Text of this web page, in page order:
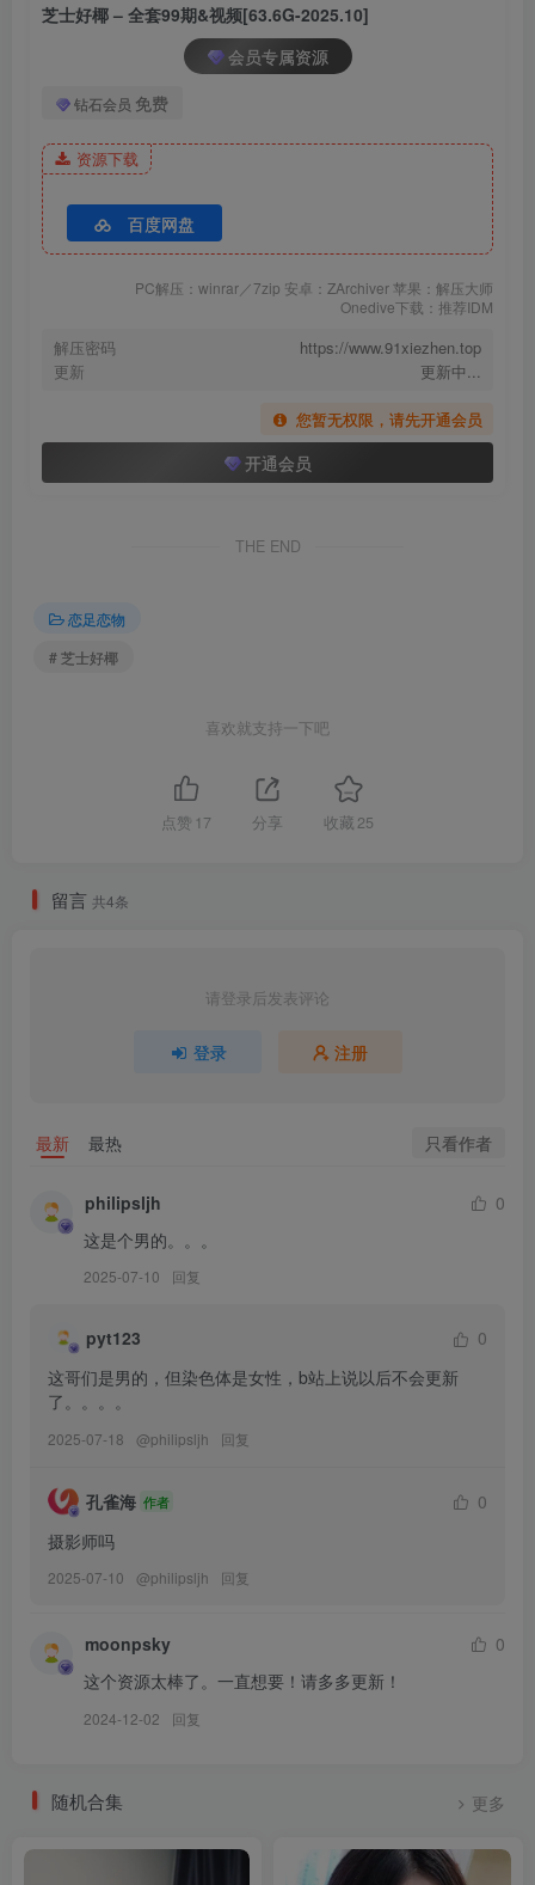
094.芝士好椰 – 又一次看五双巨大鞋底材质2.0 [MP4-392MB]
093.芝士好椰 – 钻进巨大娘的鞋底 [MP4-808MB]
[9.3]
092.芝士好椰 – 真好，每天都有好看衣服穿 2 [MP4-864MB]
091.芝士好椰 – 是新的柔光氛围哦～梦幻般的感觉！觉母家，白雪姬
[MP4-1.26GB]
090.芝士好椰 – 是你的巧乐滋 圆头制服鞋 Haruta 4711 [MP4-595MB]
089.芝士好椰 – 这鞋细节绝了！美杜莎奇迹岛Medusa [MP4-526MB]
088.芝士好椰 – 这就是“银“光溢彩的感觉 [MP4-643MB]
086.芝士好椰 – 可圆圆的也很可爱 [MP4-718MB]
085.芝士好椰 – 可爱中跟 Haruta 4641 [MP4-269MB]
084.芝士好椰 – 黑棕混搭，制服鞋崭新出场，Haruta 4603 [MP4-
081.芝士好椰 – 希区柯克变焦，但是制服鞋 [MP4-142MB]
080.芝士好椰 – 血色哥特美杜莎奇迹岛Medusa [MP4-662MB]
[8.14]
079.芝士好椰 – 小小厚底 口袋猫黑魔法 [MP4-255MB]
078.芝士好椰 – 制服鞋但是奢华享受 Haruta4600和4603 [MP4-
1.09GB]
076.芝士好椰 – 丝绒黑cla 维莉雅 秋田原创设计 [MP4-286MB]
[8.8]
074.芝士好椰 – 优雅中跟 Haruta 4600 [MP4-263MB]
072.芝士好椰 – 又来学调色了啊 [MP4-541MB]
芝士好椰 – 全套99期&视频[63.6G-2025.10]
会员专属资源
钻石会员 免费
资源下载
百度网盘
PC解压：winrar／7zip 安卓：ZArchiver 苹果：解压大师
Onedive下载：推荐IDM
解压密码
https://www.91xiezhen.top
更新
更新中...
您暂无权限，请先开通会员
开通会员
THE END
恋足恋物
# 芝士好椰
喜欢就支持一下吧
点赞 17 分享 收藏 25
留言 共4条
请登录后发表评论
登录 注册
最新 最热 只看作者
philipsljh
0
这是个男的。。。
2025-07-10 回复
pyt123
0
这哥们是男的，但染色体是女性，b站上说以后不会更新
了。。。。
2025-07-18 @philipsljh 回复
孔雀海 作者
0
摄影师吗
2025-07-10 @philipsljh 回复
moonpsky
0
这个资源太棒了。一直想要！请多多更新！
2024-12-02 回复
随机合集 更多